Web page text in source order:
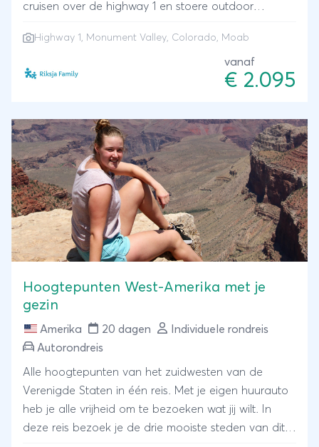
cruisen over de highway 1 en stoere outdoor
Native American te paard Monument Valley in en ga
hip stand up peddelen over de Colorado in Moab.
Highway 1, Monument Valley, Colorado, Moab
vanaf
€ 2.095
Hoogtepunten West-Amerika met je
gezin
Amerika 20 dagen
Individuele rondreis
Autorondreis
Alle hoogtepunten van het zuidwesten van de
Verenigde Staten in één reis. Met je eigen huurauto
heb je alle vrijheid om te bezoeken wat jij wilt. In
deze reis bezoek je de drie mooiste steden van dit